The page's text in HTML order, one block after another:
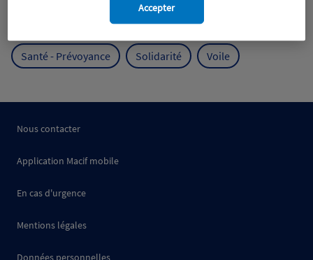
Protection des océans Prévention
Santé - Prévoyance Solidarité Voile
Nous contacter
Application Macif mobile
En cas d'urgence
Mentions légales
Données personnelles
Accepter